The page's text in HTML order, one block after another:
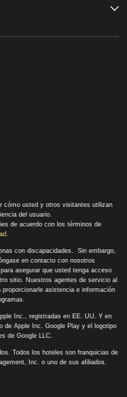
cómo usted y otros visitantes utilizan
del usuario.
de acuerdo con los términos de
.
con discapacidades. Sin embargo,
en contacto con nosotros
asegurar que usted tenga acceso
sitio. Nuestros agentes de servicio al
asistencia e información
Inc., registradas en EE. UU. Y en
de Apple Inc. Google Play y el logotipo
de Google LLC.
Todos los hoteles son franquicias de
Inc. o uno de sus afiliados.